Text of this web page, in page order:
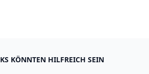
KÖNNTEN HILFREICH SEIN